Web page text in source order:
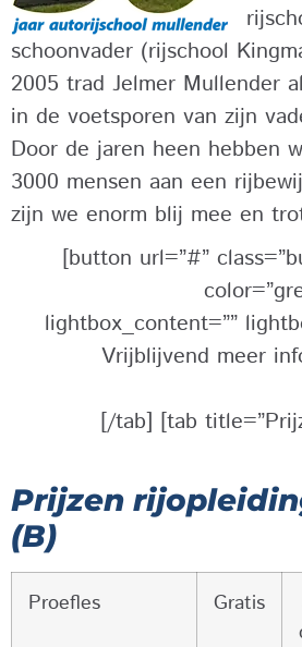
schoonvader (rijschool
2005 trad Jelmer Mullender
in de voetsporen van zijn
Door de jaren heen hebben
3000 mensen aan een
zijn we enorm blij mee en
[button url=”#”
lightbox_content=””
Vrijblijvend meer
[/tab] [tab
Prijzen
(B)
Proefles Gratis